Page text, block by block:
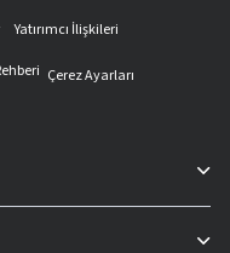
Yatırımcı İlişkileri
Çerez Ayarları